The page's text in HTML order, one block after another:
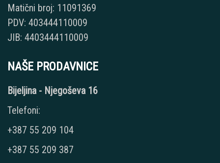
Matični broj: 11091369
PDV: 403444110009
JIB: 4403444110009
NAŠE PRODAVNICE
Bijeljina - Njegoševa 16
Telefoni:
+387 55 209 104
+387 55 209 387